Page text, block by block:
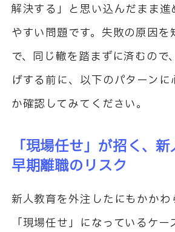
解決する」と思い込んだまま進
やすい問題です。失敗の原因を
で、同じ轍を踏まずに済むので
げする前に、以下のパターンに
か確認してみてください。
「現場任せ」が招く、
早期離職のリスク
新人教育を外注したにもかかわ
「現場任せ」になっているケ